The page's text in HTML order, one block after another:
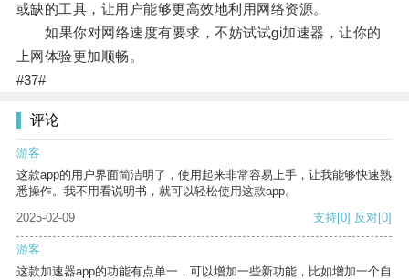
或缺的工具，让用户能够更高效地利用网络资源。
如果你对网络速度有要求，不妨试试gi加速器，让你的
上网体验更加顺畅。
#37#
评论
游客
这款app的用户界面简洁明了，使用起来非常容易上手，让我能够快速熟
悉操作。我不用看说明书，就可以轻松使用这款app。
2025-02-09
支持[0] 反对[0]
游客
这款加速器app的功能有点单一，可以增加一些新功能，比如增加一个自